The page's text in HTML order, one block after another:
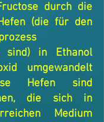
durch die
(die für den
sind) in Ethanol
umgewandelt
Hefen sind
die sich in
Medium